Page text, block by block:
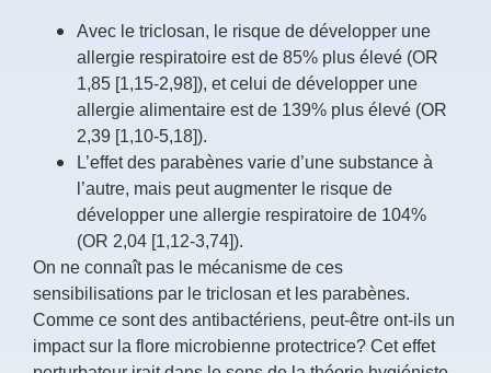
Avec le triclosan, le risque de développer une
allergie respiratoire est de 85% plus élevé (OR
1,85 [1,15-2,98]), et celui de développer une
allergie alimentaire est de 139% plus élevé (OR
2,39 [1,10-5,18]).
L’effet des parabènes varie d’une substance à
l’autre, mais peut augmenter le risque de
développer une allergie respiratoire de 104%
(OR 2,04 [1,12-3,74]).
On ne connaît pas le mécanisme de ces
sensibilisations par le triclosan et les parabènes.
Comme ce sont des antibactériens, peut-être ont-ils un
impact sur la flore microbienne protectrice? Cet effet